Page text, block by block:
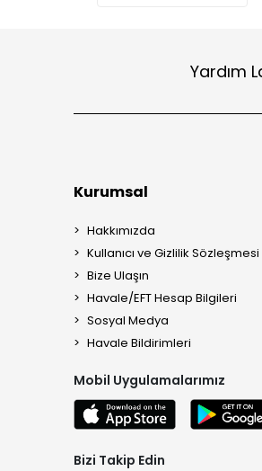
Yardım
Kurumsal
Hakkımızda
Kullanıcı ve Gizlilik Sözleşmesi
Bize Ulaşın
Havale/EFT Hesap Bilgileri
Sosyal Medya
Havale Bildirimleri
Mobil Uygulamalarımız
Bizi Takip Edin